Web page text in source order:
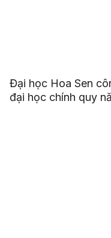
Đại học Hoa Sen
đại học chính quy